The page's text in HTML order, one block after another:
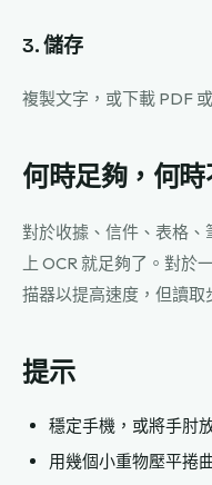
3. 儲存
複製文字，或下載 PDF
何時足夠，何時
對於收據、信件、表格
上 OCR 就足夠了。對於
描器以提高速度，但讀取
提示
穩定手機，或將手肘
用幾個小重物壓平捲